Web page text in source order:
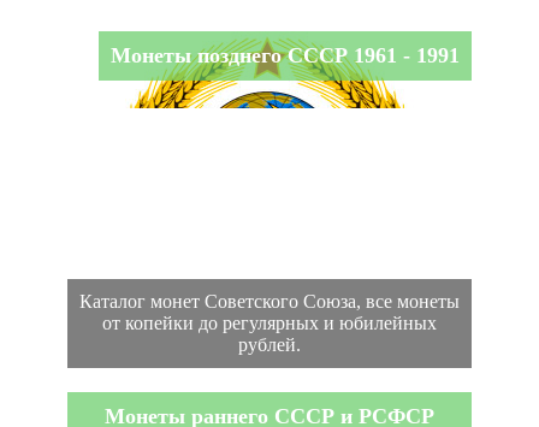
Монеты позднего СССР 1961 - 1991
Каталог монет Советского Союза, все монеты
от копейки до регулярных и юбилейных
рублей.
Монеты раннего СССР и РСФСР